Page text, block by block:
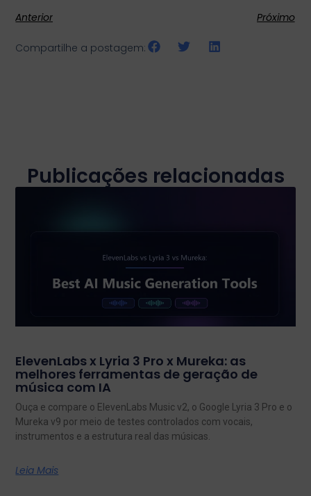
Anterior Próximo
Compartilhe a postagem:
Publicações relacionadas
ElevenLabs x Lyria 3 Pro x Mureka: as
melhores ferramentas de geração de
música com IA
Ouça e compare o ElevenLabs Music v2, o Google Lyria 3 Pro e o
Mureka v9 por meio de testes controlados com vocais,
instrumentos e a estrutura real das músicas.
Leia Mais